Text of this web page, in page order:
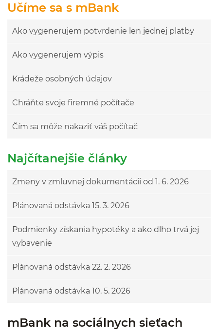
Učíme sa s mBank
Ako vygenerujem potvrdenie len jednej platby
Ako vygenerujem výpis
Krádeže osobných údajov
Chráňte svoje firemné počítače
Čím sa môže nakaziť váš počítač
Najčítanejšie články
Zmeny v zmluvnej dokumentácii od 1. 6. 2026
Plánovaná odstávka 15. 3. 2026
Podmienky získania hypotéky a ako dlho trvá jej
vybavenie
Plánovaná odstávka 22. 2. 2026
Plánovaná odstávka 10. 5. 2026
mBank na sociálnych sieťach